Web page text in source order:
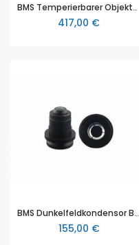
BMS Temperierbarer Objekttisch, Objekttisch temperaturgesteuert universell für BMS D2 (BMS D2 Serie)
417,00 €
BMS Dunkelfeldkondensor BMS D2, Öl (BMS D2 Serie)
155,00 €